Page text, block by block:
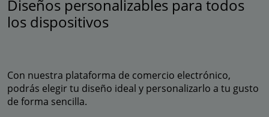
Diseños personalizables para todos
los dispositivos
Con nuestra plataforma de comercio electrónico,
podrás elegir tu diseño ideal y personalizarlo a tu gusto
de forma sencilla.